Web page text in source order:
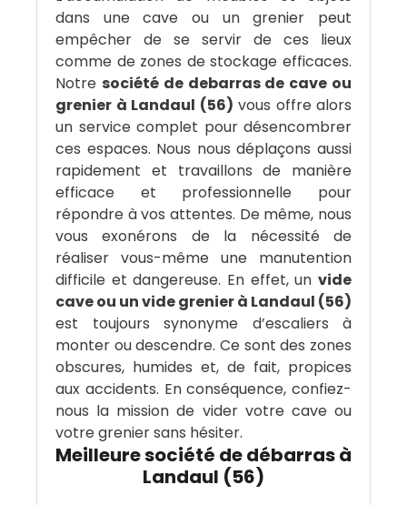
dans une cave ou un grenier peut
empêcher de se servir de ces lieux
comme de zones de stockage efficaces.
Notre société de debarras de cave ou
grenier à Landaul (56) vous offre alors
un service complet pour désencombrer
ces espaces. Nous nous déplaçons aussi
rapidement et travaillons de manière
efficace et professionnelle pour
répondre à vos attentes. De même, nous
vous exonérons de la nécessité de
réaliser vous-même une manutention
difficile et dangereuse. En effet, un vide
cave ou un vide grenier à Landaul (56)
est toujours synonyme d’escaliers à
monter ou descendre. Ce sont des zones
obscures, humides et, de fait, propices
aux accidents. En conséquence, confiez-
nous la mission de vider votre cave ou
votre grenier sans hésiter.
Meilleure société de débarras à
Landaul (56)